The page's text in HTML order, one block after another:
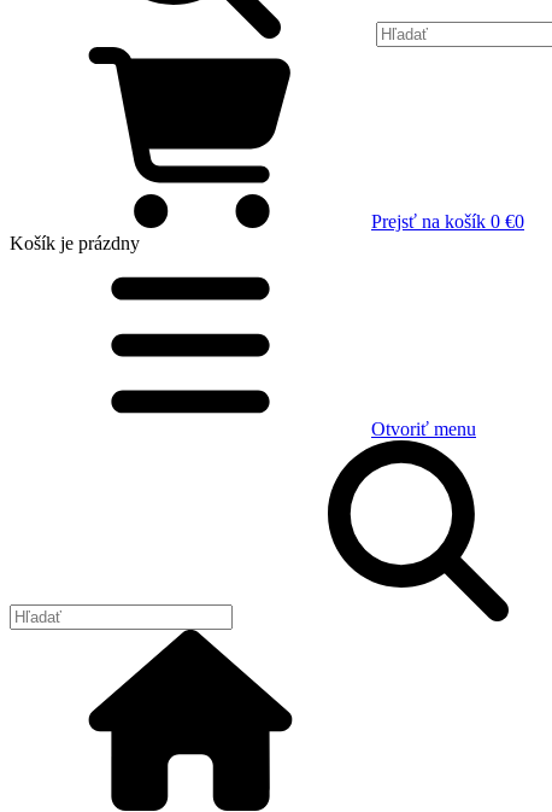
Prejsť na košík 0 €0
Košík je prázdny
Otvoriť menu